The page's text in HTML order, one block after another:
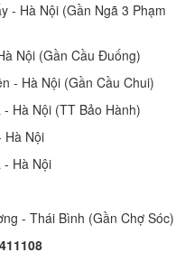
- Hà Nội (Gần Ngã 3 Phạm
Nội (Gần Cầu Đuống)
- Hà Nội (Gần Cầu Chui)
Hà Nội (TT Bảo Hành)
Hà Nội
Hà Nội
- Thái Bình (Gần Chợ Sóc)